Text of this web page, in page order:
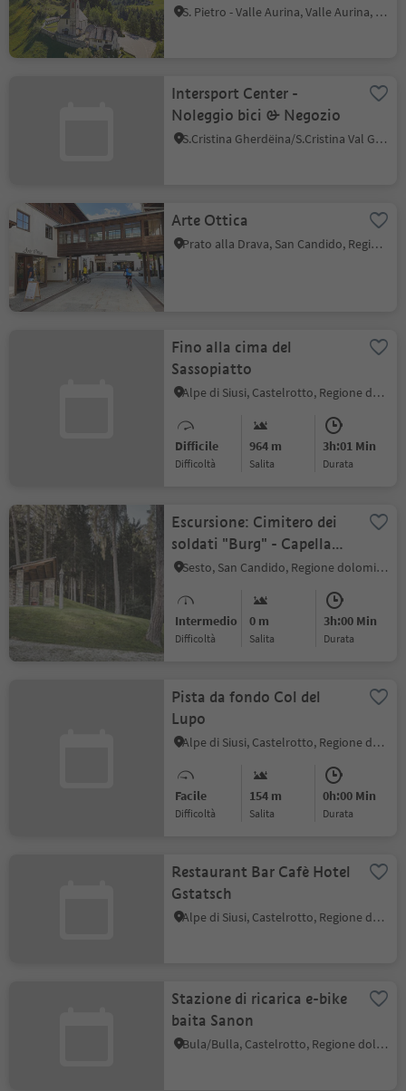
Pietro
S. Pietro - Valle Aurina, Valle Aurina, Valle Aurina
Intersport Center -
Noleggio bici & Negozio
S.Cristina Gherdëina/S.Cristina Val Gardena, Santa Cristina Val Gardena, Regione dolomitica Val Gardena
Arte Ottica
Prato alla Drava, San Candido, Regione dolomitica 3 Cime
Fino alla cima del
Sassopiatto
Alpe di Siusi, Castelrotto, Regione dolomitica Alpe di Siusi
Difficile
Difficoltà
964 m
Salita
3h:01 Min
durata
Escursione: Cimitero dei
soldati "Burg" - Capella
del bosco - Sesto
Sesto, San Candido, Regione dolomitica 3 Cime
Intermedio
Difficoltà
0 m
Salita
3h:00 Min
durata
Pista da fondo Col del
Lupo
Alpe di Siusi, Castelrotto, Regione dolomitica Alpe di Siusi
Facile
Difficoltà
154 m
Salita
0h:00 Min
durata
Restaurant Bar Cafè Hotel
Gstatsch
Alpe di Siusi, Castelrotto, Regione dolomitica Alpe di Siusi
Stazione di ricarica e-bike
baita Sanon
Bula/Bulla, Castelrotto, Regione dolomitica Alpe di Siusi